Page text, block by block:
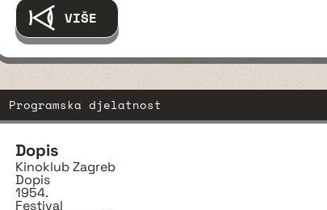
VIŠE
Programska djelatnost
Dopis
Kinoklub Zagreb
Dopis
1954.
Festival